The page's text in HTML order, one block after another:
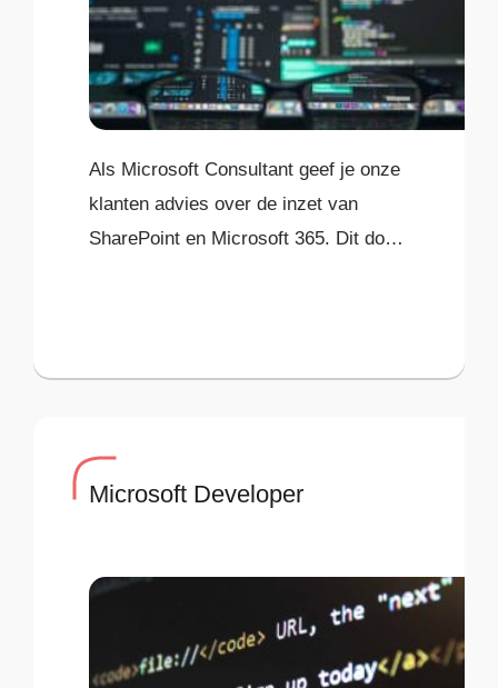
Als Microsoft Consultant geef je onze
klanten advies over de inzet van
SharePoint en Microsoft 365. Dit doe
Microsoft Developer